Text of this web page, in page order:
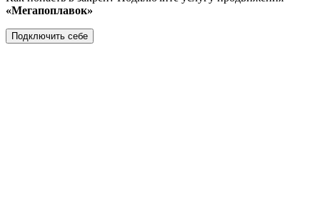
«Мегапоплавок»
Подключить себе